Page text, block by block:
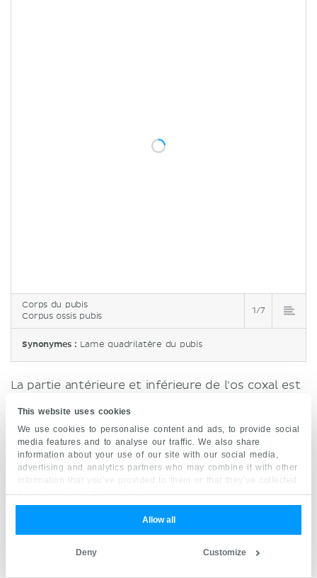
This website uses cookies
We use cookies to personalise content and ads, to provide social
media features and to analyse our traffic. We also share
information about your use of our site with our social media,
advertising and analytics partners who may combine it with other
information that you’ve provided to them or that they’ve collected
from your use of their services.
Allow all
Customize
Deny
Corps du pubis
Corpus ossis pubis
1/7
Synonymes : Lame quadrilatère du pubis
La partie antérieure et inférieure de l'os coxal est
parties principales : lecorps, la branche
supérieureet labranche inférieure . Le corps est
situé en antéro-médial et les deux branches
s'étendent postéro-latéralement au corps : la
branche supérieure s'étend en haut jusqu'à
l'acétabulum, tandis que la branche inférieure
continue en bas pour rejoindre la branche